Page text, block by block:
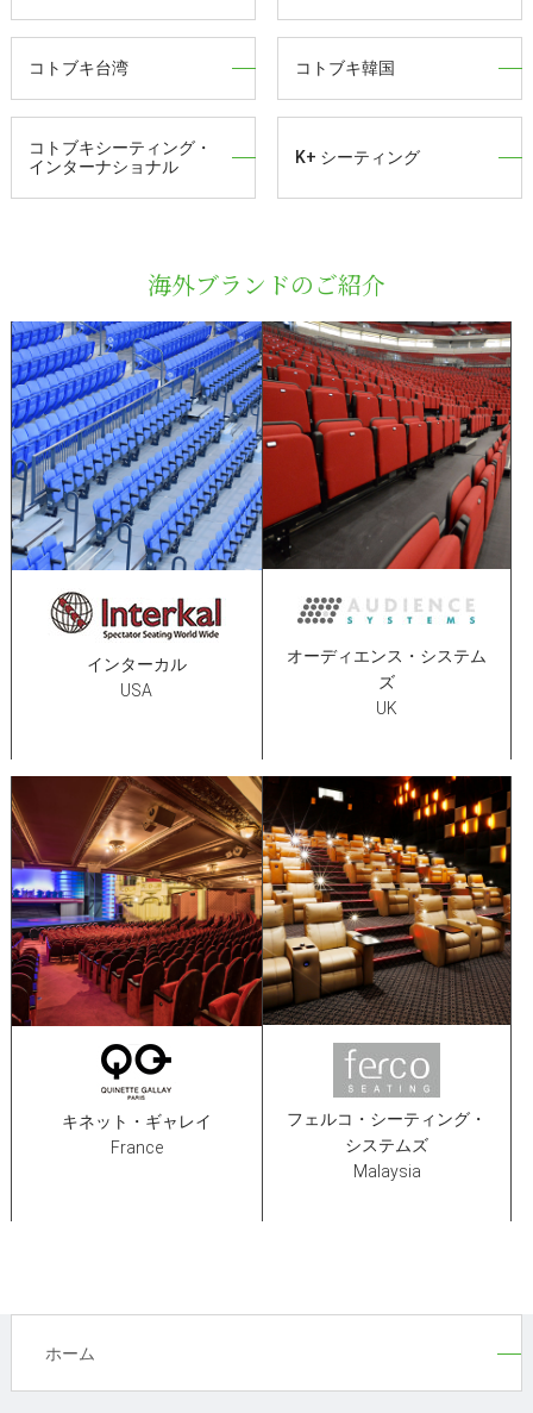
コトブキ台湾 コトブキ韓国
コトブキシーティング・
インターナショナル
K+ シーティング
海外ブランドのご紹介
インターカル
USA
オーディエンス・システム
ズ
UK
キネット・ギャレイ
France
フェルコ・シーティング・
システムズ
Malaysia
ホーム